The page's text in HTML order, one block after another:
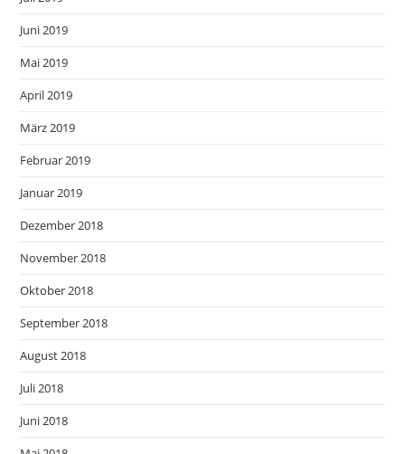
Juni 2019
Mai 2019
April 2019
März 2019
Februar 2019
Januar 2019
Dezember 2018
November 2018
Oktober 2018
September 2018
August 2018
Juli 2018
Juni 2018